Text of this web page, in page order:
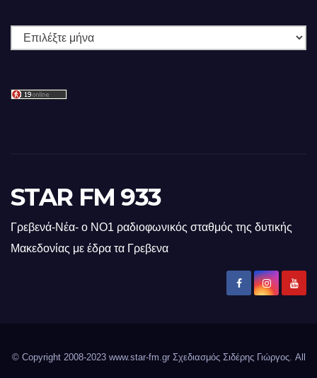
Ιστορικό
STAR FM 933
Γρεβενά-Νέα- ο ΝΟ1 ραδιοφωνικός σταθμός της δυτικής
Μακεδονίας με έδρα τα Γρεβενα
© Copyright 2008-2023 www.star-fm.gr Σχεδιασμός Σιδέρης Γιώργος. All